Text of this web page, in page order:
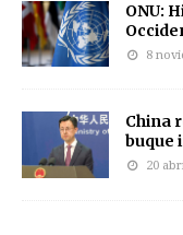
ONU:
8
China
buque
20